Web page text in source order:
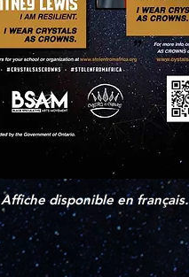
Affiche disponible en français.